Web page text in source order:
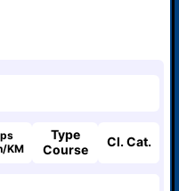
KM
Type
Course
Cl. Cat.